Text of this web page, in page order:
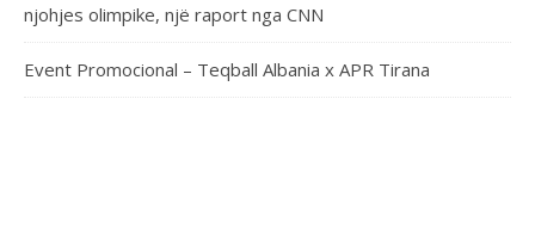
njohjes olimpike, një raport nga CNN
Event Promocional – Teqball Albania x APR Tirana